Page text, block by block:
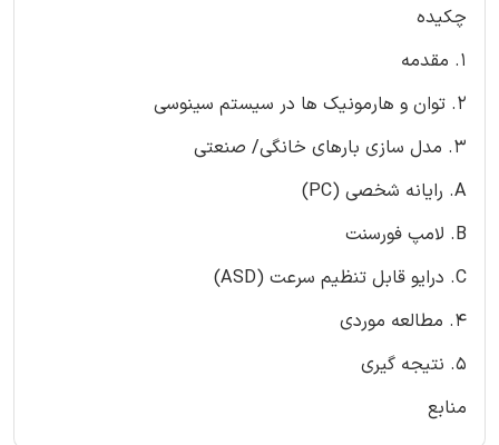
چکیده
1. مقدمه
2. توان و هارمونیک ها در سیستم سینوسی
3. مدل سازی بارهای خانگی/ صنعتی
A. رایانه شخصی (PC)
B. لامپ فورسنت
C. درایو قابل تنظیم سرعت (ASD)
4. مطالعه موردی
5. نتیجه گیری
منابع